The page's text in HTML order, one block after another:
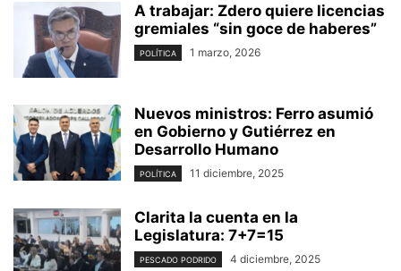
A trabajar: Zdero quiere licencias
gremiales “sin goce de haberes”
POLÍTICA 1 marzo, 2026
Nuevos ministros: Ferro asumió
en Gobierno y Gutiérrez en
Desarrollo Humano
POLÍTICA 11 diciembre, 2025
Clarita la cuenta en la
Legislatura: 7+7=15
PESCADO PODRIDO 4 diciembre, 2025